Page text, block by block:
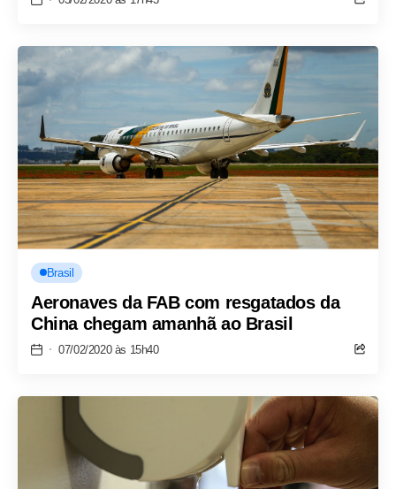
Brasil
Aeronaves da FAB com resgatados da
China chegam amanhã ao Brasil
07/02/2020 às 15h40